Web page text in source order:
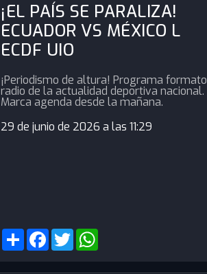
¡EL PAÍS SE PARALIZA!
ECUADOR VS MÉXICO L
ECDF UIO
¡Periodismo de altura! Programa formato
radio de la actualidad deportiva nacional.
Marca agenda desde la mañana.
29 de junio de 2026 a las 11:29